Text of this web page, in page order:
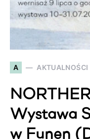
A AKTUALNOŚCI
Wystawa
w Funen